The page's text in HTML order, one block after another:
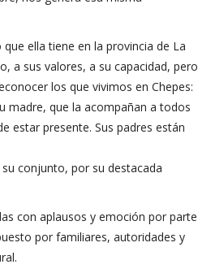
ella tiene en la provincia de La
a sus valores, a su capacidad, pero
los que vivimos en Chepes:
madre, que la acompañan a todos
estar presente. Sus padres están
conjunto, por su destacada
con aplausos y emoción por parte
por familiares, autoridades y